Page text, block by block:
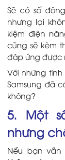
Sẽ có số
nhưng lại
kiệm điện
cũng sẽ kèm
đáp ứng được
Với những
Samsung đã
không?
5. Một
nhưng
Nếu bạn